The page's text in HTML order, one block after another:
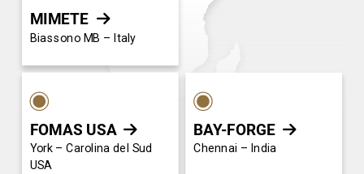
MIMETE 
Biassono MB – Italy
FOMAS USA 
York – Carolina del Sud
USA
BAY-FORGE 
Chennai – India